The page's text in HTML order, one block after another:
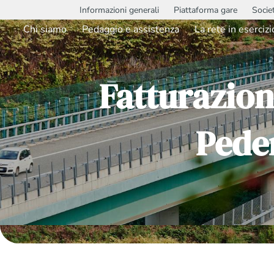
Informazioni generali Piattaforma gare
Chi siamo Pedaggio e assistenza La rete in